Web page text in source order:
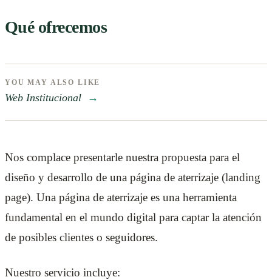
Qué ofrecemos
YOU MAY ALSO LIKE
Web Institucional →
Nos complace presentarle nuestra propuesta para el
diseño y desarrollo de una página de aterrizaje (landing
page). Una página de aterrizaje es una herramienta
fundamental en el mundo digital para captar la atención
de posibles clientes o seguidores.
Nuestro servicio incluye: